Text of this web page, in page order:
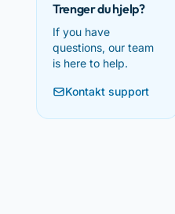
Trenger du hjelp?
If you have
questions, our team
is here to help.
Kontakt support